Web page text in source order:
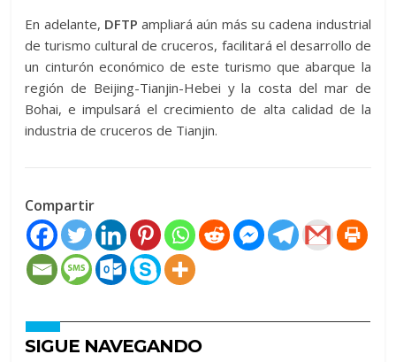
En adelante, DFTP ampliará aún más su cadena industrial
de turismo cultural de cruceros, facilitará el desarrollo de
un cinturón económico de este turismo que abarque la
región de Beijing-Tianjin-Hebei y la costa del mar de
Bohai, e impulsará el crecimiento de alta calidad de la
industria de cruceros de Tianjin.
Compartir
SIGUE NAVEGANDO